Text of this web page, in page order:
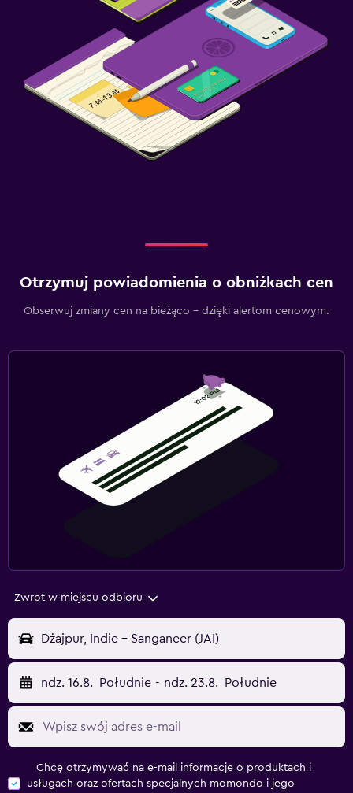
Otrzymuj powiadomienia o obniżkach cen
Obserwuj zmiany cen na bieżąco – dzięki alertom cenowym.
Zwrot w miejscu odbioru
Dżajpur, Indie - Sanganeer (JAI)
ndz. 16.8. Południe - ndz. 23.8. Południe
Chcę otrzymywać na e-mail informacje o produktach i
usługach oraz ofertach specjalnych momondo i jego